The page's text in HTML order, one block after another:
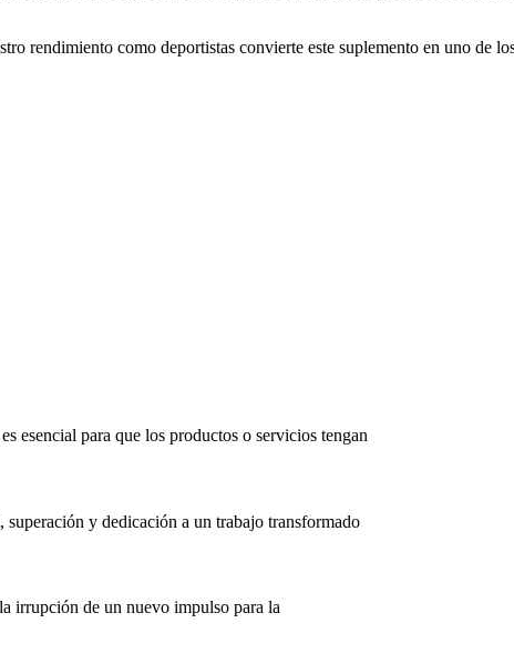
rendimiento como deportistas convierte este suplemento en uno de
esencial para que los productos o servicios tengan
y dedicación a un trabajo transformado
irrupción de un nuevo impulso para la